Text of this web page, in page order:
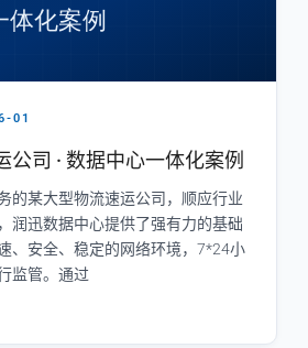
01
公司 · 数据中心一体化案例
的某大型物流速运公司，顺应行业
润迅数据中心提供了强有力的基础
、安全、稳定的网络环境，7*24小
监管。通过